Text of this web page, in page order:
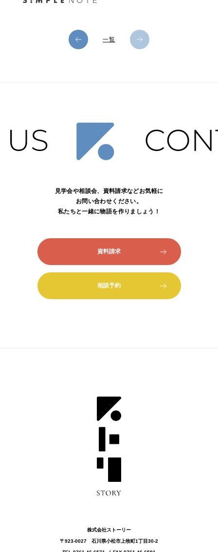
一覧
見学会や相談会、資料請求などお気軽に
お問い合わせください。
私たちと一緒に物語を作りましょう！
資料請求
相談予約
株式会社ストーリー
〒923-0027 ⽯川県⼩松市上牧町1丁目30-2